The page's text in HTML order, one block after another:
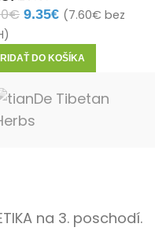
€ 9.35€ (7.60€ bez
DO KOŠÍKA
na 3. poschodí.